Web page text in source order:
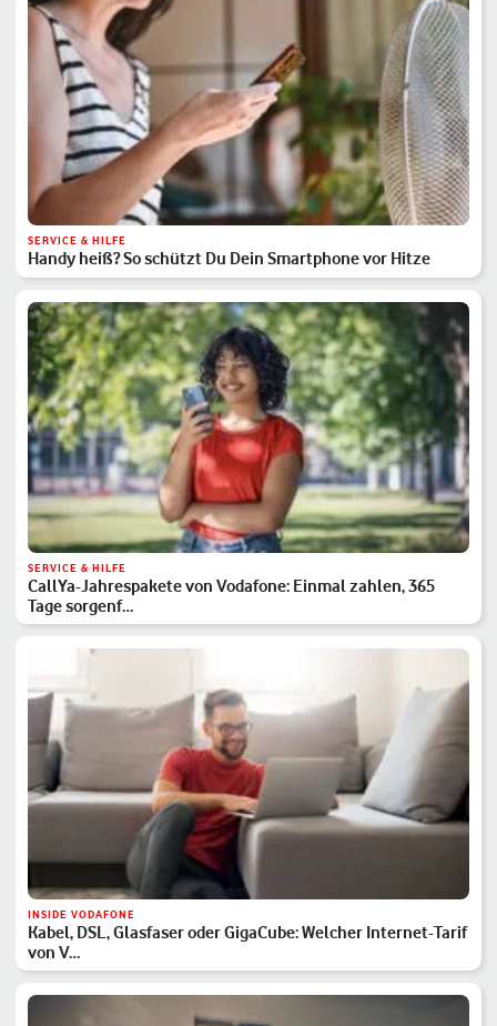
SERVICE & HILFE
Handy heiß? So schützt Du Dein Smartphone vor Hitze
SERVICE & HILFE
CallYa-Jahrespakete von Vodafone: Einmal zahlen, 365
Tage sorgenf…
INSIDE VODAFONE
Kabel, DSL, Glasfaser oder GigaCube: Welcher Internet-Tarif
von V…